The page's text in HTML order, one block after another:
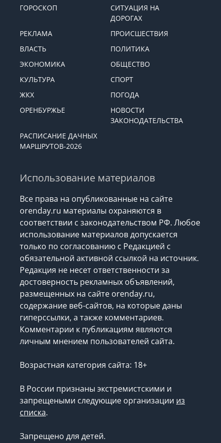
ГОРОСКОП
СИТУАЦИЯ НА
ДОРОГАХ
РЕКЛАМА
ПРОИСШЕСТВИЯ
ВЛАСТЬ
ПОЛИТИКА
ЭКОНОМИКА
ОБЩЕСТВО
КУЛЬТУРА
СПОРТ
ЖКХ
ПОГОДА
ОРЕНБУРЖЬЕ
НОВОСТИ
ЗАКОНОДАТЕЛЬСТВА
РАСПИСАНИЕ ДАЧНЫХ
МАРШРУТОВ-2026
Использование материалов
Все права на опубликованные на сайте
orenday.ru материалы охраняются в
соответствии с законодательством РФ. Любое
использование материалов допускается
только по согласованию с Редакцией с
обязательной активной ссылкой на источник.
Редакция не несет ответственности за
достоверность рекламных объявлений,
размещенных на сайте orenday.ru,
содержание веб-сайтов, на которые даны
гиперссылки, а также комментариев.
Комментарии к публикациям являются
личным мнением пользователей сайта.
Возрастная категория сайта: 18+
В России признаны экстремистскими и
запрещеными следующие организации из
списка.
Запрещено для детей.